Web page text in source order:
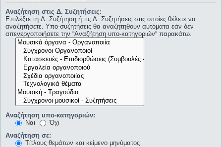
Αναζήτηση στις Δ. Συζητήσεις:
Επιλέξτε τη Δ. Συζήτηση ή τις Δ. Συζητήσεις στις οποίες θέλετε να
αναζητήσετε. Υπο-συζητήσεις θα αναζητηθούν αυτόματα εάν δεν
απενεργοποιήσετε την “Αναζήτηση υπο-κατηγοριών“ παρακάτω.
Αναζήτηση υπο-κατηγοριών:
Ναι
Όχι
Αναζήτηση σε:
Τίτλους θεμάτων και κείμενο μηνύματος